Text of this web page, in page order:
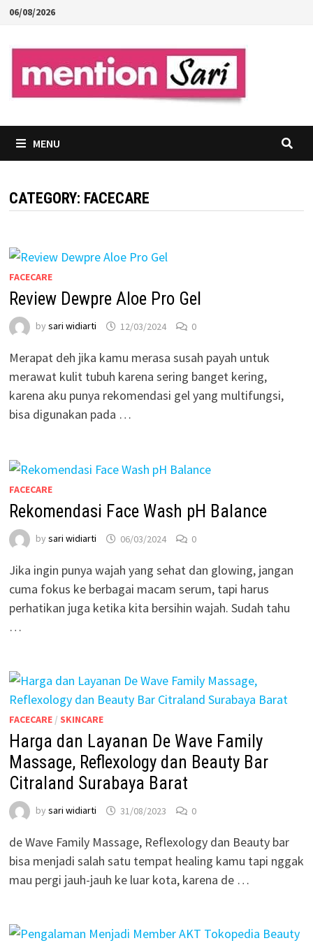
Skip
content
06/08/2026
MENU
CATEGORY: FACECARE
FACECARE
Review Dewpre Aloe Pro Gel
by sari widiarti 12/03/2024 0
Merapat deh jika kamu merasa susah payah untuk
merawat kulit tubuh karena sering banget kering,
karena aku punya rekomendasi gel yang multifungsi,
bisa digunakan pada …
FACECARE
Rekomendasi Face Wash pH Balance
by sari widiarti 06/03/2024 0
Jika ingin punya wajah yang sehat dan glowing, jangan
cuma fokus ke berbagai macam serum, tapi harus
perhatikan juga ketika kita bersihin wajah. Sudah tahu
…
FACECARE/ SKINCARE
Harga dan Layanan De Wave Family
Massage, Reflexology dan Beauty Bar
Citraland Surabaya Barat
by sari widiarti 31/08/2023 0
de Wave Family Massage, Reflexology dan Beauty bar
bisa menjadi salah satu tempat healing kamu tapi nggak
mau pergi jauh-jauh ke luar kota, karena de …